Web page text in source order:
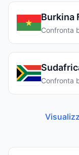
Burkina
Confronta
Confronta